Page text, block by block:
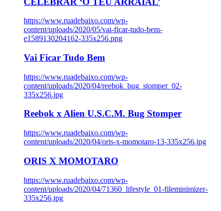
https://www.ruadebaixo.com/wp-
content/uploads/2020/05/vai-ficar-tudo-bem-
e1589130204162-335x256.png
Vai Ficar Tudo Bem
https://www.ruadebaixo.com/wp-
content/uploads/2020/04/reebok_bug_stomper_02-
335x256.jpg
Reebok x Alien U.S.C.M. Bug Stomper
https://www.ruadebaixo.com/wp-
content/uploads/2020/04/oris-x-momotaro-13-335x256.jpg
ORIS X MOMOTARO
https://www.ruadebaixo.com/wp-
content/uploads/2020/04/71360_lifestyle_01-fileminimizer-
335x256.jpg